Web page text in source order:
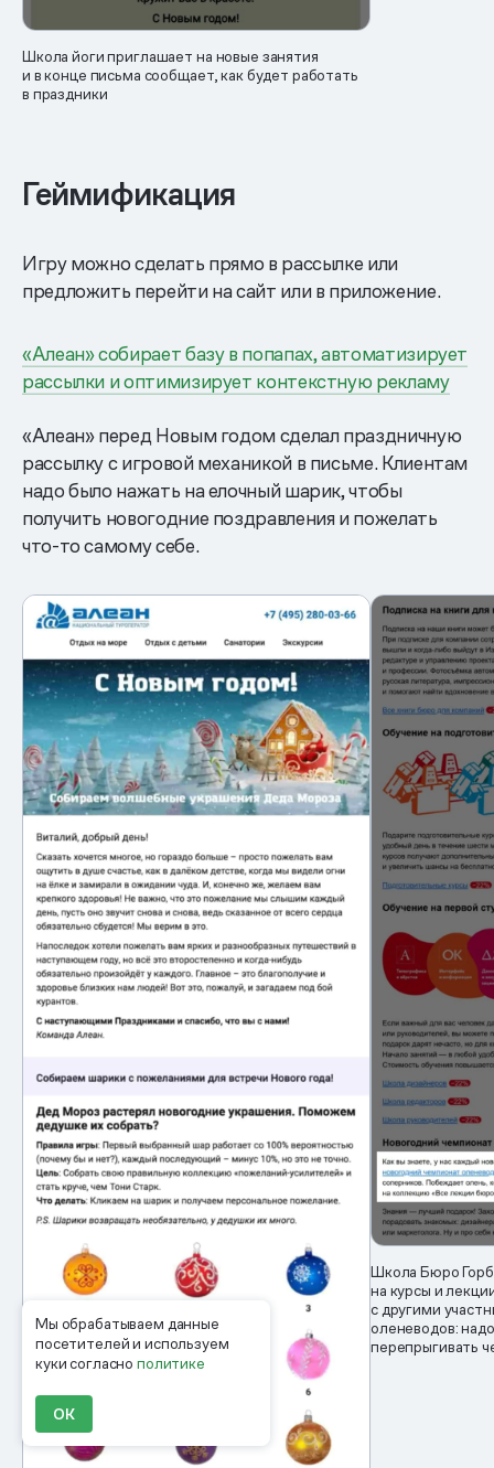
Мы обрабатываем данные
посетителей и используем
куки согласнополитике
ОК
Школа йоги приглашает на новые занятия
и в конце письма сообщает, как будет работать
в праздники
Геймификация
Игру можно сделать прямо в рассылке или
предложить перейти на сайт или в приложение.
«Алеан» собирает базу в попапах, автоматизирует
рассылки и оптимизирует контекстную рекламу
«Алеан» перед Новым годом сделал праздничную
рассылку с игровой механикой в письме. Клиентам
надо было нажать на елочный шарик, чтобы
получить новогодние поздравления и пожелать
что-то самому себе.
Школа Бюро
на курсы и
с другими
оленеводов:
перепрыгивать